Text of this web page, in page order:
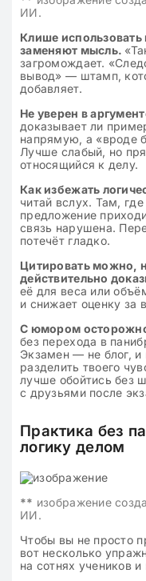
ИИ.
Клише
заменяют мысль.
загромождает.
вывод» — штамп,
добавляет.
Не уверен в
доказывает ли
напрямую, а «вроде
Лучше слабый, но
относящийся к делу.
Как избежать
читай вслух. Там,
предложение
связь нарушена.
потечёт гладко.
Цитировать можно,
действительно
её для веса или
и снижает оценку за
С юмором
без перехода в
Экзамен — не блог,
разделить твоего
лучше обойтись без
с друзьями после
Практика без
логику делом
** изображение
ИИ.
Чтобы вы не просто
вот несколько
на сотнях учеников